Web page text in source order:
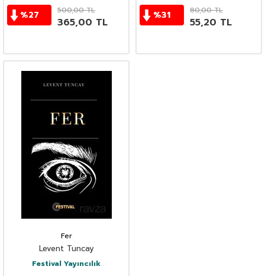
%27 500,00TL
365,00 TL
%31 80,00TL
55,20 TL
Fer
Levent Tuncay
Festival Yayıncılık